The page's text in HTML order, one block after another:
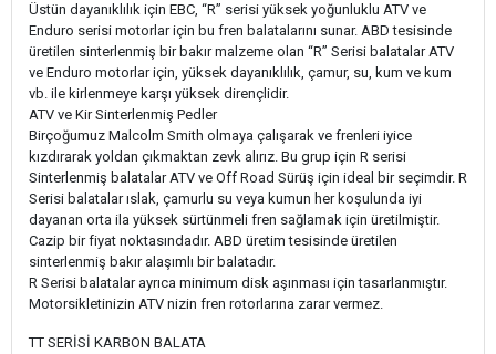
Üstün dayanıklılık için EBC, “R” serisi yüksek yoğunluklu ATV ve
Enduro serisi motorlar için bu fren balatalarını sunar. ABD tesisinde
üretilen sinterlenmiş bir bakır malzeme olan “R” Serisi balatalar ATV
ve Enduro motorlar için, yüksek dayanıklılık, çamur, su, kum ve kum
vb. ile kirlenmeye karşı yüksek dirençlidir.
ATV ve Kir Sinterlenmiş Pedler
Birçoğumuz Malcolm Smith olmaya çalışarak ve frenleri iyice
kızdırarak yoldan çıkmaktan zevk alırız. Bu grup için R serisi
Sinterlenmiş balatalar ATV ve Off Road Sürüş için ideal bir seçimdir. R
Serisi balatalar ıslak, çamurlu su veya kumun her koşulunda iyi
dayanan orta ila yüksek sürtünmeli fren sağlamak için üretilmiştir.
Cazip bir fiyat noktasındadır. ABD üretim tesisinde üretilen
sinterlenmiş bakır alaşımlı bir balatadır.
R Serisi balatalar ayrıca minimum disk aşınması için tasarlanmıştır.
Motorsikletinizin ATV nizin fren rotorlarına zarar vermez.
TT SERİSİ KARBON BALATA